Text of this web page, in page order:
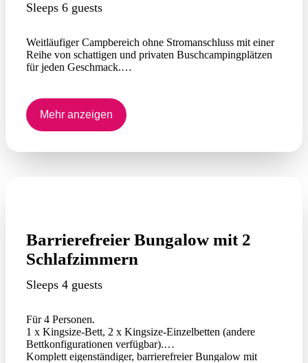
Sleeps 6 guests
Weitläufiger Campbereich ohne Stromanschluss mit einer
Reihe von schattigen und privaten Buschcampingplätzen
für jeden Geschmack.
Strandbar sind alle nur einen kurzen Fußweg entfernt.
Kleine, kontrollierte Lagerfeuer erlaubt. Generatoren sind
Mehr anzeigen
Barrierefreier Bungalow mit 2
Schlafzimmern
Sleeps 4 guests
Für 4 Personen.
1 x Kingsize-Bett, 2 x Kingsize-Einzelbetten (andere
Bettkonfigurationen verfügbar).
Komplett eigenständiger, barrierefreier Bungalow mit